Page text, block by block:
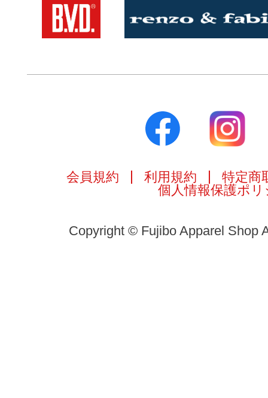
会員規約 利用規約
特定商
個人情報保護ポリ
Copyright © Fujibo Apparel Shop